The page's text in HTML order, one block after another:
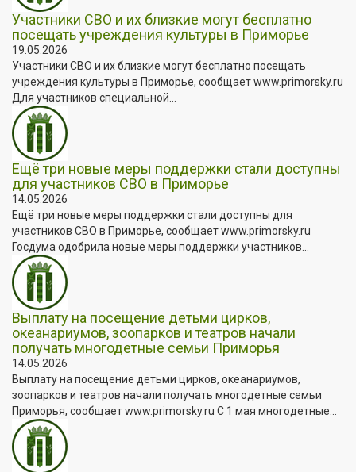
Участники СВО и их близкие могут бесплатно
посещать учреждения культуры в Приморье
19.05.2026
Участники СВО и их близкие могут бесплатно посещать
учреждения культуры в Приморье, сообщает www.primorsky.ru
Для участников специальной...
Ещё три новые меры поддержки стали доступны
для участников СВО в Приморье
14.05.2026
Ещё три новые меры поддержки стали доступны для
участников СВО в Приморье, сообщает www.primorsky.ru
Госдума одобрила новые меры поддержки участников...
Выплату на посещение детьми цирков,
океанариумов, зоопарков и театров начали
получать многодетные семьи Приморья
14.05.2026
Выплату на посещение детьми цирков, океанариумов,
зоопарков и театров начали получать многодетные семьи
Приморья, сообщает www.primorsky.ru С 1 мая многодетные...